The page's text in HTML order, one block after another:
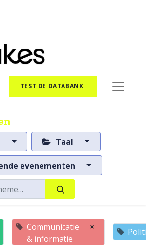
TEST DE DATABANK
Taal
evenementen
Communicatie
& informatie
×